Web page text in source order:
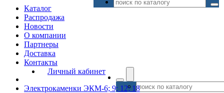
Каталог
Распродажа
Новости
О компании
Партнеры
Доставка
Контакты
Личный кабинет
Электрокаменки ЭКМ-6; 9; 12; 18